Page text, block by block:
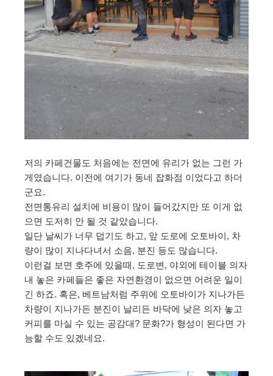
저의 카페건물도 처음에는 전면에 유리가 없는 그런 가
게였습니다. 이전에 여기가 동네 잡화점 이었다고 하더
군요.
전면통유리 설치에 비용이 많이 들어갔지만 또 이게 없
으면 도저히 안 될 것 같았습니다.
일단 날씨가 너무 덥기도 하고, 앞 도로에 오토바이, 차
량이 많이 지나다녀서 소음, 분진 등도 많습니다.
이런걸 보면 호주에 있을때, 도로변, 야외에 테이블 의자
내 놓은 카페들은 좋은 자연환경이 없으면 어려운 일이
긴 하죠. 혹은, 베트남처럼 주위에 오토바이가 지나가든
차량이 지나가든 분진이 날리든 바닥에 낮은 의자 놓고
커피를 마실 수 있는 공감대? 문화?가 형성이 된다면 가
능할 수도 있겠네요.